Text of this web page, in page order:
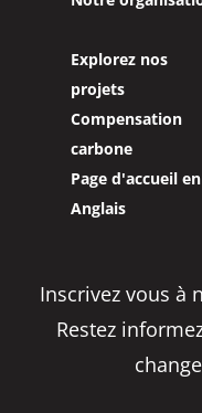
Explorez nos
projets
Compensation
carbone
Page d'accueil en
Anglais
Inscrivez vous à
Restez